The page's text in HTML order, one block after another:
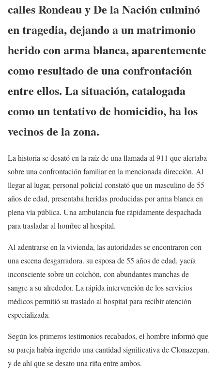
calles Rondeau y De la Nación culminó
en tragedia, dejando a un matrimonio
herido con arma blanca, aparentemente
como resultado de una confrontación
entre ellos. La situación, catalogada
como un tentativo de homicidio, ha los
vecinos de la zona.
La historia se desató en la raíz de una llamada al 911 que alertaba
sobre una confrontación familiar en la mencionada dirección. Al
llegar al lugar, personal policial constató que un masculino de 55
años de edad, presentaba heridas producidas por arma blanca en
plena vía pública. Una ambulancia fue rápidamente despachada
para trasladar al hombre al hospital.
Al adentrarse en la vivienda, las autoridades se encontraron con
una escena desgarradora. su esposa de 55 años de edad, yacía
inconsciente sobre un colchón, con abundantes manchas de
sangre a su alrededor. La rápida intervención de los servicios
médicos permitió su traslado al hospital para recibir atención
especializada.
Según los primeros testimonios recabados, el hombre informó que
su pareja había ingerido una cantidad significativa de Clonazepan.
y de ahí que se desato una riña entre ambos.